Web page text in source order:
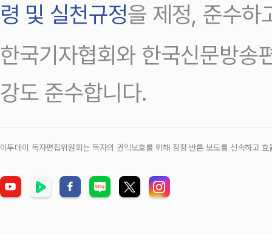
령 및 실천규정을 제정, 준수하
한국기자협회와 한국신문방송
강도 준수합니다.
이투데이 독자편집위원회는 독자의 권익보호를 위해 정정‧반론 보도를 신속하고